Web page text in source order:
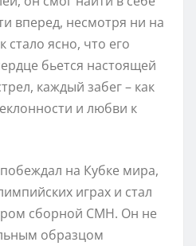
вперед, несмотря ни на
стало ясно, что его
бьется настоящей
каждый забег – как
и любви к
на Кубке мира,
играх и стал
сборной СМН. Он не
образцом